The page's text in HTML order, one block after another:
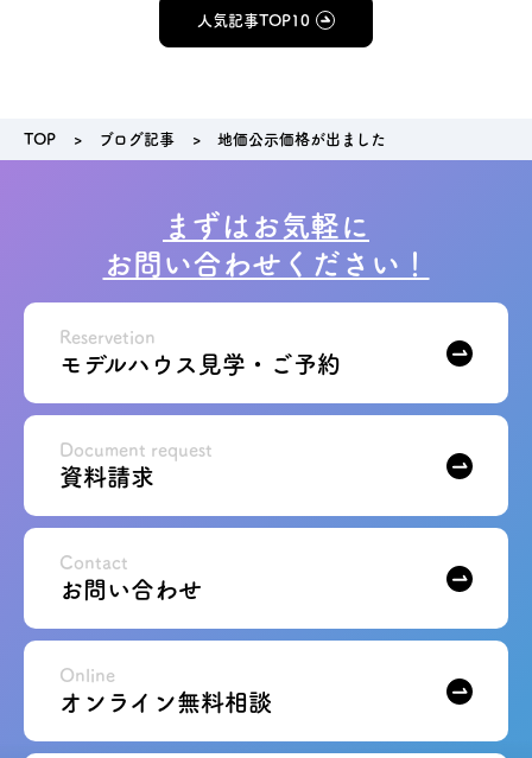
人気記事TOP10
TOP ブログ記事 地価公示価格が出ました
まずはお気軽に
お問い合わせください！
モデルハウス見学・ご予約
Reservetion
資料請求
Document request
お問い合わせ
Contact
オンライン無料相談
Online